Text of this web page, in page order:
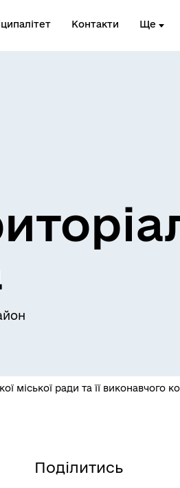
Контакти Ще
міської ради та її виконавчого
Поділитись